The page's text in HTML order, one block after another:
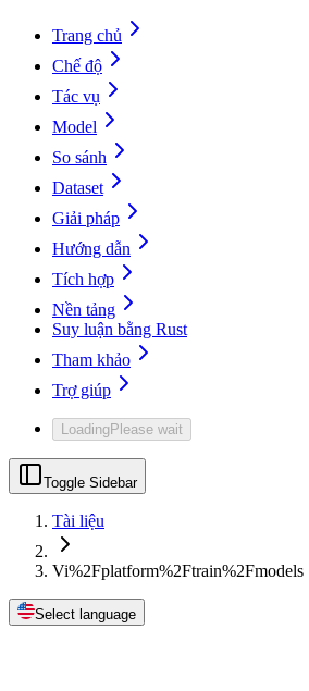
Trang chủ
Chế độ
Tác vụ
Model
So sánh
Dataset
Giải pháp
Hướng dẫn
Tích hợp
Nền tảng
Suy luận bằng Rust
Tham khảo
Trợ giúp
LoadingPlease wait
Toggle Sidebar
Tài liệu
Vi%2Fplatform%2Ftrain%2Fmodels
Select language